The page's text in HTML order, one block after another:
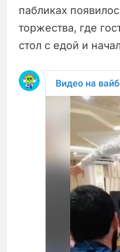
пабликах
торжества, где
стол с едой и